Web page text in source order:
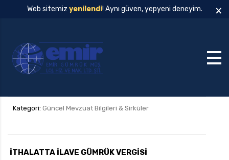
Web sitemiz yenilendi! Aynı güven, yepyeni deneyim. ×
Kategori: Güncel Mevzuat Bilgileri & Sirküler
İTHALATTA İLAVE GÜMRÜK VERGİSİ